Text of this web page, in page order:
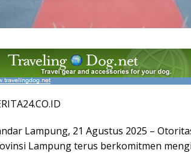
Lampung, 21 Agustus 2025 –
Lampung terus berkomitmen